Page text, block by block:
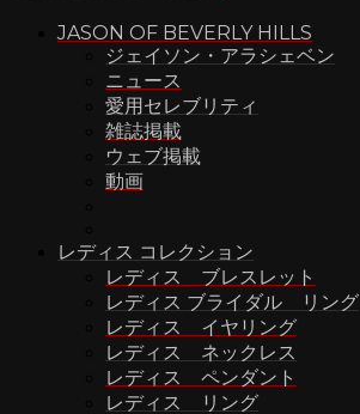
JASON OF BEVERLY HILLS
ジェイソン・アラシェベン
ニュース
愛用セレブリティ
雑誌掲載
ウェブ掲載
動画
レディス コレクション
レディス ブレスレット
レディス ブライダル リング
レディス イヤリング
レディス ネックレス
レディス ペンダント
レディス リング